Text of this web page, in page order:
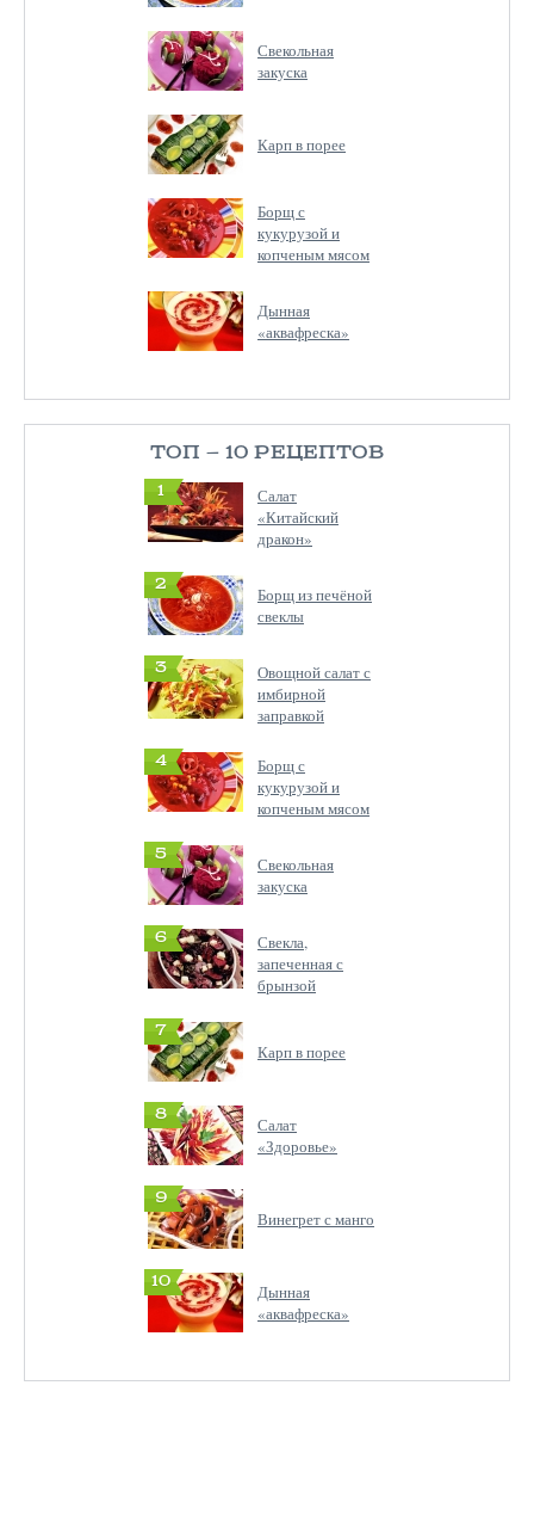
Свекольная
закуска
Карп в порее
Борщ с
кукурузой и
копченым мясом
Дынная
«аквафреска»
ТОП — 10 РЕЦЕПТОВ
1
Салат
«Китайский
дракон»
2
Борщ из печёной
свеклы
3
Овощной салат с
имбирной
заправкой
4
Борщ с
кукурузой и
копченым мясом
5
Свекольная
закуска
6
Свекла,
запеченная с
брынзой
7
Карп в порее
8
Салат
«Здоровье»
9
Винегрет с манго
10
Дынная
«аквафреска»